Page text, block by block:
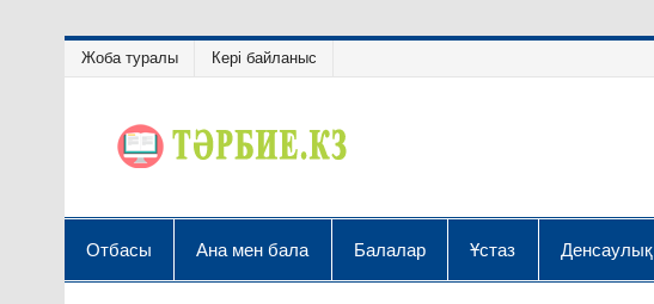
Жоба туралы Кері байланыс
Отбасы Ана мен бала Балалар Ұстаз Денсаулық